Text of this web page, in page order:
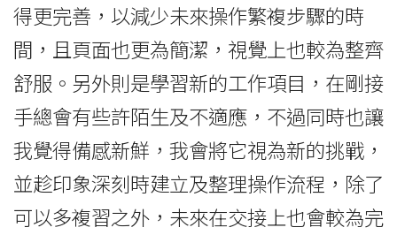
得更完善，以減少未來操作繁複步驟的時
間，且頁面也更為簡潔，視覺上也較為整齊
舒服。另外則是學習新的工作項目，在剛接
手總會有些許陌生及不適應，不過同時也讓
我覺得備感新鮮，我會將它視為新的挑戰，
並趁印象深刻時建立及整理操作流程，除了
可以多複習之外，未來在交接上也會較為完